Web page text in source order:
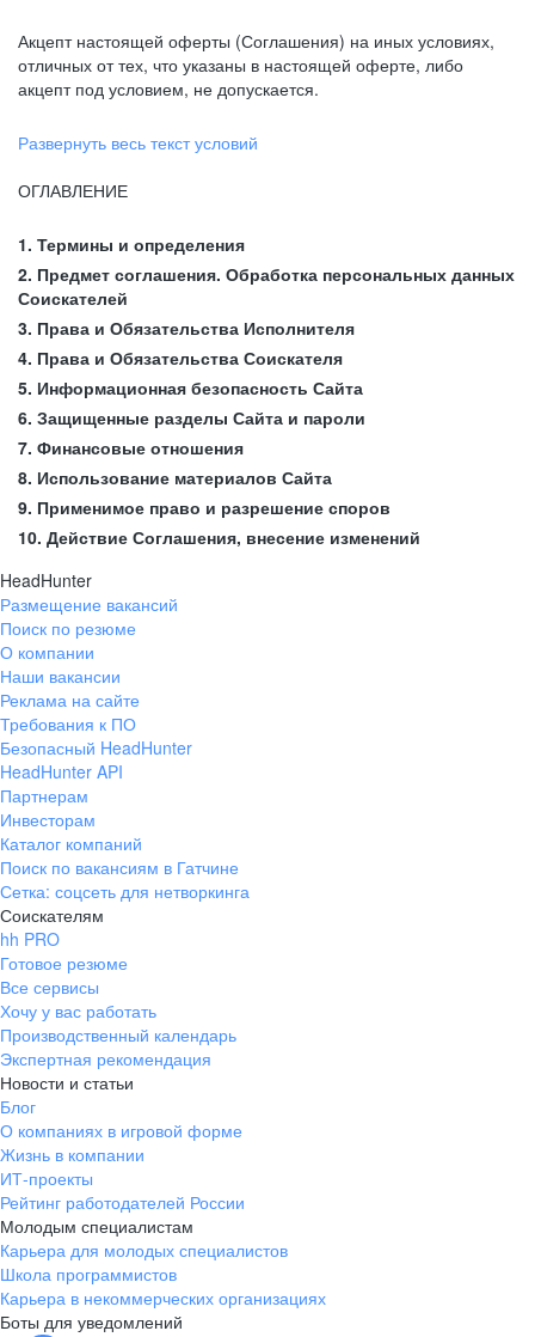
Акцепт настоящей оферты (Соглашения) на иных условиях,
отличных от тех, что указаны в настоящей оферте, либо
акцепт под условием, не допускается.
Развернуть весь текст условий
ОГЛАВЛЕНИЕ
1. Термины и определения
2. Предмет соглашения. Обработка персональных данных
Соискателей
3. Права и Обязательства Исполнителя
4. Права и Обязательства Соискателя
5. Информационная безопасность Сайта
6. Защищенные разделы Сайта и пароли
7. Финансовые отношения
8. Использование материалов Сайта
9. Применимое право и разрешение споров
10. Действие Соглашения, внесение изменений
HeadHunter
Размещение вакансий
Поиск по резюме
О компании
Наши вакансии
Реклама на сайте
Требования к ПО
Безопасный HeadHunter
HeadHunter API
Партнерам
Инвесторам
Каталог компаний
Поиск по вакансиям в Гатчине
Сетка: соцсеть для нетворкинга
Соискателям
hh PRO
Готовое резюме
Все сервисы
Хочу у вас работать
Производственный календарь
Экспертная рекомендация
Новости и статьи
Блог
О компаниях в игровой форме
Жизнь в компании
ИТ-проекты
Рейтинг работодателей России
Молодым специалистам
Карьера для молодых специалистов
Школа программистов
Карьера в некоммерческих организациях
Боты для уведомлений